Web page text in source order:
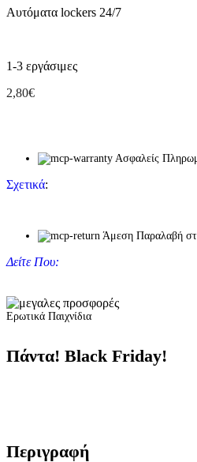
Αυτόματα lockers 24/7
1-3 εργάσιμες
2,80€
Ασφαλείς
Σχετικά:
Άμεση Παραλαβή
Δείτε Που:
Ερωτικά Παιχνίδια
Πάντα! Black Friday!
Περιγραφή